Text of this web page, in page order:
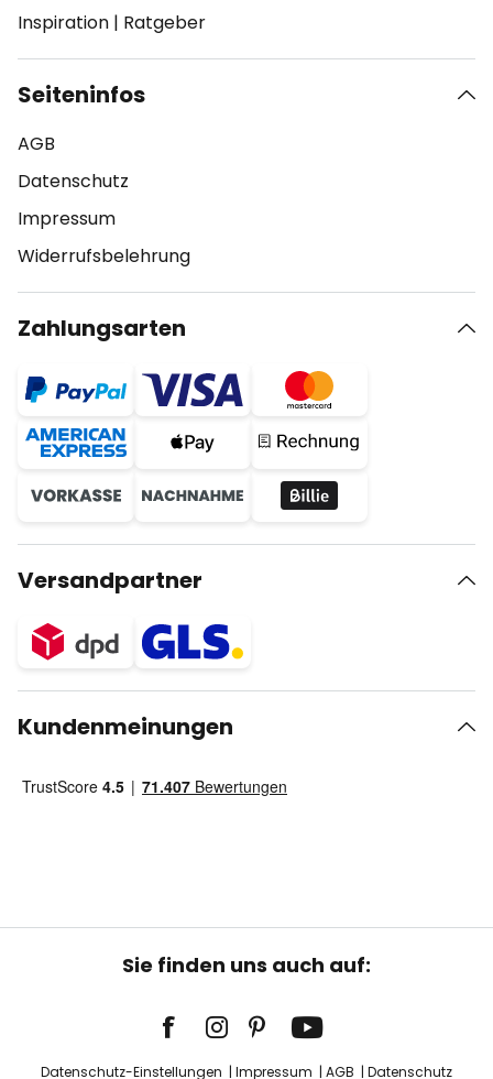
Inspiration | Ratgeber
Seiteninfos
AGB
Datenschutz
Impressum
Widerrufsbelehrung
Zahlungsarten
Versandpartner
Kundenmeinungen
Sie finden uns auch auf:
Datenschutz-Einstellungen Impressum AGB Datenschutz